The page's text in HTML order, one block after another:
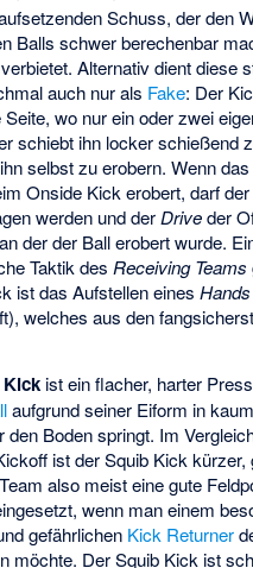
Schuss, der den
Balls schwer berechenbar
verbietet. Alternativ dient diese
auch nur als Fake: Der
Seite, wo nur ein oder zwei
schiebt ihn locker schießend
selbst zu erobern. Wenn
Onside Kick erobert, darf
werden und derDriveder
der der Ball erobert wurde.
Taktik des Receiving Teams
ist das Aufstellen eines
welches aus den
ist ein flacher, harter
aufgrund seiner Eiform in
den Boden springt. Im
ist der Squib Kick kürzer,
also meist eine gute
wenn man einem
gefährlichen Kick Returner
möchte. Der Squib Kick ist